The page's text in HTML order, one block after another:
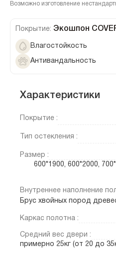
Возможно изготовление
Покрытие: Экошпон
Влагостойкость
Антивандальность
Характеристики
Покрытие :
Тип остекления :
Размер :
600*1900, 600*2000,
Внутреннее наполнение
Брус хвойных пород
Каркас полотна :
Средний вес двери :
примерно 25кг (от 20 до